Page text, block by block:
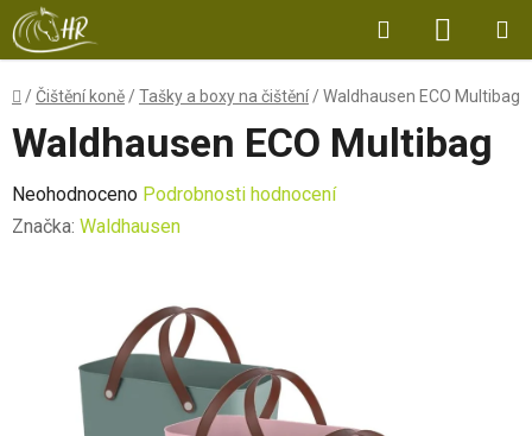
Přejít
na
obsah
Hledat
KOŠÍK
Domů
/ Čištění koně /Tašky a boxy na čištění /Waldhausen ECO Multibag
Waldhausen ECO Multibag
Průměrné
hodnocení
hvězdiček.
Neohodnoceno Podrobnosti hodnocení
Značka: Waldhausen